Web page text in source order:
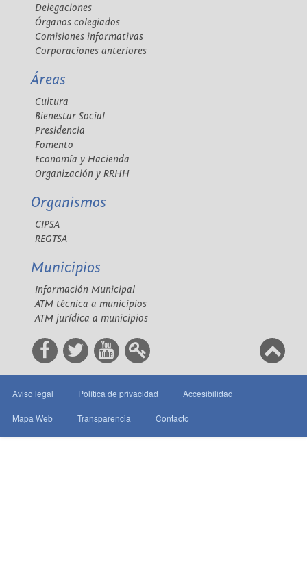
Delegaciones
Órganos colegiados
Comisiones informativas
Corporaciones anteriores
Áreas
Cultura
Bienestar Social
Presidencia
Fomento
Economía y Hacienda
Organización y RRHH
Organismos
CIPSA
REGTSA
Municipios
Información Municipal
ATM técnica a municipios
ATM jurídica a municipios
Aviso legal Política de privacidad Accesibilidad
Mapa Web Transparencia Contacto